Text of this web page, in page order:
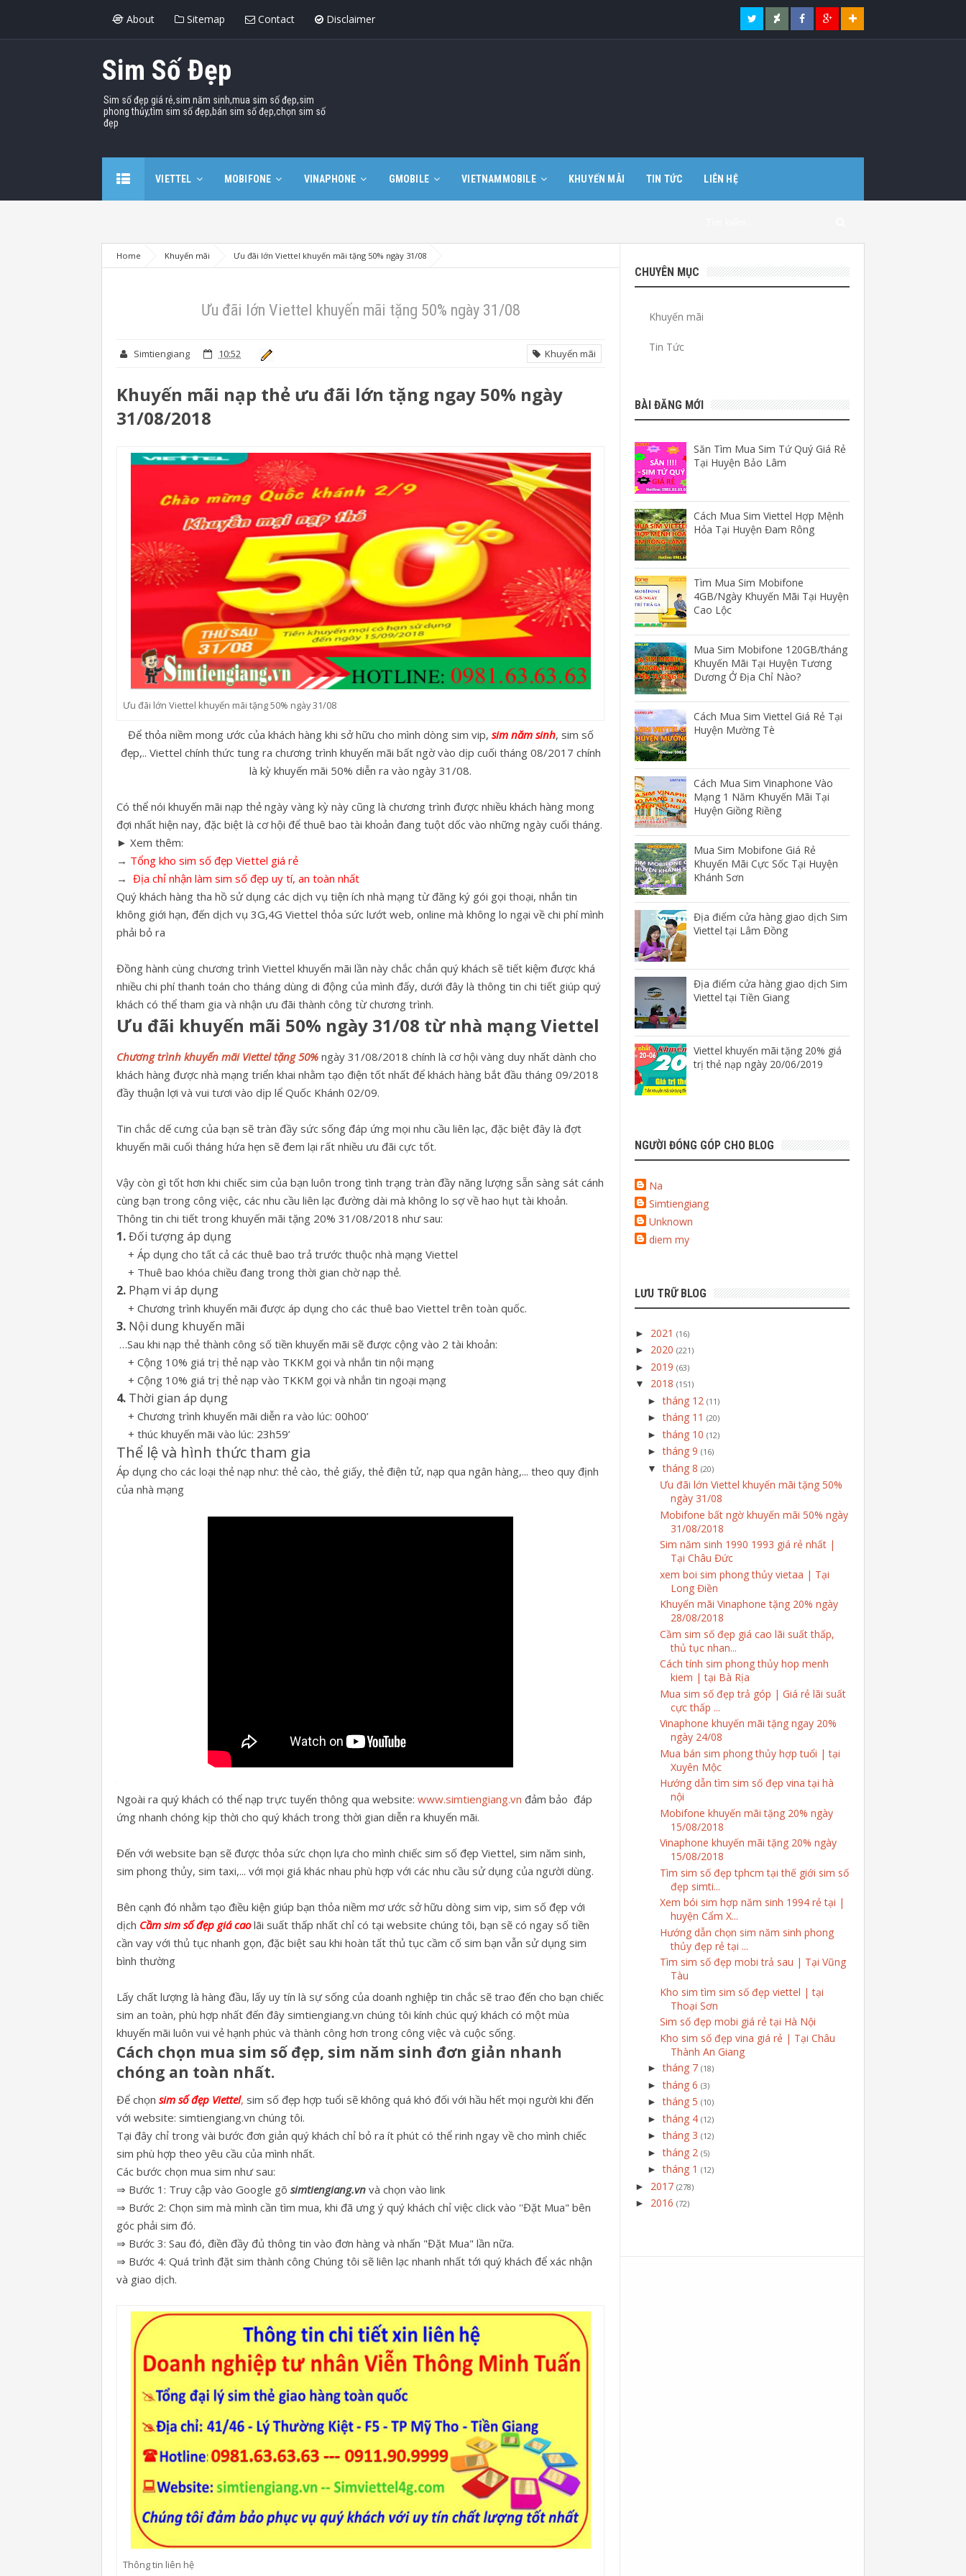
About Sitemap Contact Disclaimer
Sim Số Đẹp
Sim số đẹp giá rẻ,sim năm sinh,mua sim số đẹp,sim
phong thủy,tìm sim số đẹp,bán sim số đẹp,chọn sim số
đẹp
VIETTEL MOBIFONE VINAPHONE GMOBILE VIETNAMMOBILE KHUYẾN MÃI TIN TỨC LIÊN HỆ
Home Khuyến mãi Ưu đãi lớn Viettel khuyến mãi tặng 50% ngày 31/08
Ưu đãi lớn Viettel khuyến mãi tặng 50% ngày 31/08
Simtiengiang 10:52 Khuyến mãi
Khuyến mãi nạp thẻ ưu đãi lớn tặng ngay 50% ngày
31/08/2018
Ưu đãi lớn Viettel khuyến mãi tặng 50% ngày 31/08
Để thỏa niềm mong ước của khách hàng khi sở hữu cho mình dòng sim vip, sim năm sinh, sim số
đẹp,.. Viettel chính thức tung ra chương trình khuyến mãi bất ngờ vào dịp cuối tháng 08/2017 chính
là kỳ khuyến mãi 50% diễn ra vào ngày 31/08.
Có thể nói khuyến mãi nạp thẻ ngày vàng kỳ này cũng là chương trình được nhiều khách hàng mong
đợi nhất hiện nay, đặc biệt là cơ hội để thuê bao tài khoản đang tuột dốc vào những ngày cuối tháng.
► Xem thêm:
→ Tổng kho sim số đẹp Viettel giá rẻ
→ Địa chỉ nhận làm sim số đẹp uy tí, an toàn nhất
Quý khách hàng tha hồ sử dụng các dịch vụ tiện ích nhà mạng từ đăng ký gói gọi thoại, nhắn tin
không giới hạn, đến dịch vụ 3G,4G Viettel thỏa sức lướt web, online mà không lo ngại về chi phí mình
phải bỏ ra
Đồng hành cùng chương trình Viettel khuyến mãi lần này chắc chắn quý khách sẽ tiết kiệm được khá
nhiều chi phí thanh toán cho tháng dùng di động của mình đấy, dưới đây là thông tin chi tiết giúp quý
khách có thể tham gia và nhận ưu đãi thành công từ chương trình.
Ưu đãi khuyến mãi 50% ngày 31/08 từ nhà mạng Viettel
Chương trình khuyến mãi Viettel tặng 50% ngày 31/08/2018 chính là cơ hội vàng duy nhất dành cho
khách hàng được nhà mạng triển khai nhằm tạo điện tốt nhất để khách hàng bắt đầu tháng 09/2018
đầy thuận lợi và vui tươi vào dịp lể Quốc Khánh 02/09.
Tin chắc dế cưng của bạn sẽ tràn đầy sức sống đáp ứng mọi nhu cầu liên lạc, đặc biệt đây là đợt
khuyến mãi cuối tháng hứa hẹn sẽ đem lại rất nhiều ưu đãi cực tốt.
Vậy còn gì tốt hơn khi chiếc sim của bạn luôn trong tình trạng tràn đầy năng lượng sẵn sàng sát cánh
cùng bạn trong công việc, các nhu cầu liên lạc đường dài mà không lo sợ về hao hụt tài khoản.
Thông tin chi tiết trong khuyến mãi tặng 20% 31/08/2018 như sau:
1.Đối tượng áp dụng
+ Áp dụng cho tất cả các thuê bao trả trước thuộc nhà mạng Viettel
+ Thuê bao khóa chiều đang trong thời gian chờ nạp thẻ.
2. Phạm vi áp dụng
+ Chương trình khuyến mãi được áp dụng cho các thuê bao Viettel trên toàn quốc.
3. Nội dung khuyến mãi
…Sau khi nạp thẻ thành công số tiền khuyến mãi sẽ được cộng vào 2 tài khoản:
+ Cộng 10% giá trị thẻ nạp vào TKKM gọi và nhắn tin nội mạng
+ Cộng 10% giá trị thẻ nạp vào TKKM gọi và nhắn tin ngoại mạng
4. Thời gian áp dụng
+ Chương trình khuyến mãi diễn ra vào lúc: 00h00’
+ thúc khuyến mãi vào lúc: 23h59’
Thể lệ và hình thức tham gia
Áp dụng cho các loại thẻ nạp như: thẻ cào, thẻ giấy, thẻ điện tử, nạp qua ngân hàng,... theo quy định
của nhà mạng
Ngoài ra quý khách có thể nạp trực tuyến thông qua website: www.simtiengiang.vn đảm bảo đáp
ứng nhanh chóng kịp thời cho quý khách trong thời gian diễn ra khuyến mãi.
Đến với website bạn sẽ được thỏa sức chọn lựa cho mình chiếc sim số đẹp Viettel, sim năm sinh,
sim phong thủy, sim taxi,... với mọi giá khác nhau phù hợp với các nhu cầu sử dụng của người dùng.
Bên cạnh đó nhằm tạo điều kiện giúp bạn thỏa niềm mơ ước sở hữu dòng sim vip, sim số đẹp với
dịch Cầm sim số đẹp giá caolãi suất thấp nhất chỉ có tại website chúng tôi, bạn sẽ có ngay số tiền
cần vay với thủ tục nhanh gọn, đặc biệt sau khi hoàn tất thủ tục cầm cố sim bạn vẫn sử dụng sim
bình thường
Lấy chất lượng là hàng đầu, lấy uy tín là sự sống của doanh nghiệp tin chắc sẽ trao đến cho bạn chiếc
sim an toàn, phù hợp nhất đến đây simtiengiang.vn chúng tôi kính chúc quý khách có một mùa
khuyến mãi luôn vui vẻ hạnh phúc và thành công hơn trong công việc và cuộc sống.
Cách chọn mua sim số đẹp, sim năm sinh đơn giản nhanh
chóng an toàn nhất.
Để chọn sim số đẹp Viettel, sim số đẹp hợp tuổi sẽ không quá khó đối với hầu hết mọi người khi đến
với website: simtiengiang.vn chúng tôi.
Tại đây chỉ trong vài bước đơn giản quý khách chỉ bỏ ra ít phút có thể rinh ngay về cho mình chiếc
sim phù hợp theo yêu cầu của mình nhất.
Các bước chọn mua sim như sau:
⇒ Bước 1: Truy cập vào Google gõ simtiengiang.vn và chọn vào link
⇒ Bước 2: Chọn sim mà mình cần tìm mua, khi đã ưng ý quý khách chỉ việc click vào ''Đặt Mua" bên
góc phải sim đó.
⇒ Bước 3: Sau đó, điền đầy đủ thông tin vào đơn hàng và nhấn "Đặt Mua" lần nữa.
⇒ Bước 4: Quá trình đặt sim thành công Chúng tôi sẽ liên lạc nhanh nhất tới quý khách để xác nhận
và giao dịch.
Thông tin liên hệ
CHUYÊN MỤC
Khuyến mãi
Tin Tức
BÀI ĐĂNG MỚI
Săn Tìm Mua Sim Tứ Quý Giá Rẻ
Tại Huyện Bảo Lâm
Cách Mua Sim Viettel Hợp Mệnh
Hỏa Tại Huyện Đam Rông
Tìm Mua Sim Mobifone
4GB/Ngày Khuyến Mãi Tại Huyện
Cao Lộc
Mua Sim Mobifone 120GB/tháng
Khuyến Mãi Tại Huyện Tương
Dương Ở Địa Chỉ Nào?
Cách Mua Sim Viettel Giá Rẻ Tại
Huyện Mường Tè
Cách Mua Sim Vinaphone Vào
Mạng 1 Năm Khuyến Mãi Tại
Huyện Giồng Riềng
Mua Sim Mobifone Giá Rẻ
Khuyến Mãi Cực Sốc Tại Huyện
Khánh Sơn
Địa điểm cửa hàng giao dịch Sim
Viettel tại Lâm Đồng
Địa điểm cửa hàng giao dịch Sim
Viettel tại Tiền Giang
Viettel khuyến mãi tặng 20% giá
trị thẻ nạp ngày 20/06/2019
NGƯỜI ĐÓNG GÓP CHO BLOG
Na
Simtiengiang
Unknown
diem my
LƯU TRỮ BLOG
► 2021 (16)
► 2020 (221)
► 2019 (63)
▼ 2018 (151)
►tháng 12 (11)
►tháng 11 (20)
►tháng 10 (12)
►tháng 9 (16)
▼tháng 8 (20)
Ưu đãi lớn Viettel khuyến mãi tặng 50%
ngày 31/08
Mobifone bất ngờ khuyến mãi 50% ngày
31/08/2018
Sim năm sinh 1990 1993 giá rẻ nhất |
Tại Châu Đức
xem boi sim phong thủy vietaa | Tại
Long Điền
Khuyến mãi Vinaphone tặng 20% ngày
28/08/2018
Cầm sim số đẹp giá cao lãi suất thấp,
thủ tục nhan...
Cách tính sim phong thủy hop menh
kiem | tại Bà Rịa
Mua sim số đẹp trả góp | Giá rẻ lãi suất
cực thấp ...
Vinaphone khuyến mãi tặng ngay 20%
ngày 24/08
Mua bán sim phong thủy hợp tuổi | tại
Xuyên Mộc
Hướng dẫn tìm sim số đẹp vina tại hà
nội
Mobifone khuyến mãi tặng 20% ngày
15/08/2018
Vinaphone khuyến mãi tặng 20% ngày
15/08/2018
Tìm sim số đẹp tphcm tại thế giới sim số
đẹp simti...
Xem bói sim hợp năm sinh 1994 rẻ tại |
huyện Cẩm X...
Hướng dẫn chọn sim năm sinh phong
thủy đẹp rẻ tại ...
Tìm sim số đẹp mobi trả sau | Tại Vũng
Tàu
Kho sim tìm sim số đẹp viettel | tại
Thoại Sơn
Sim số đẹp mobi giá rẻ tại Hà Nội
Kho sim số đẹp vina giá rẻ | Tại Châu
Thành An Giang
►tháng 7 (18)
►tháng 6 (3)
►tháng 5 (10)
►tháng 4 (12)
►tháng 3 (12)
►tháng 2 (5)
►tháng 1 (12)
► 2017 (278)
► 2016 (72)